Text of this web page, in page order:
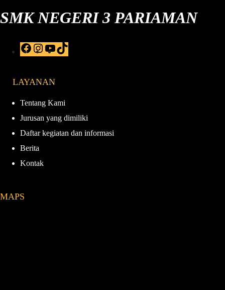
SMK NEGERI 3 PARIAMAN
F
a
b
o
I
n
a
r
a
m
Y
o
e
i
LAYANAN
Tentang Kami
Jurusan yang dimiliki
Daftar kegiatan dan informasi
Berita
Kontak
MAPS